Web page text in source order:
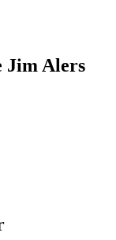
Jim Alers